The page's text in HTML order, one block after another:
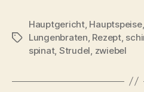
Schlagwörter
Hauptgericht, Hauptspeise,
Lungenbraten, Rezept,
spinat, Strudel, zwiebel